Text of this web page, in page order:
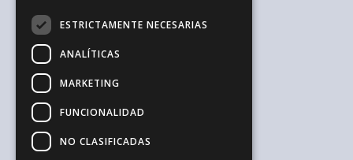
Trabaja con nosotros
El Blog de la Ingeniería
Blog de Jovenes Inspirit Mutua
El Blog de Sepreco
Sugerencias y Reclamaciones
Información general y seguridad
Aviso legal
Política de privacidad
Política de cookies
ESTRICTAMENTE NECESARIAS
ANALÍTICAS
MARKETING
FUNCIONALIDAD
NO CLASIFICADAS